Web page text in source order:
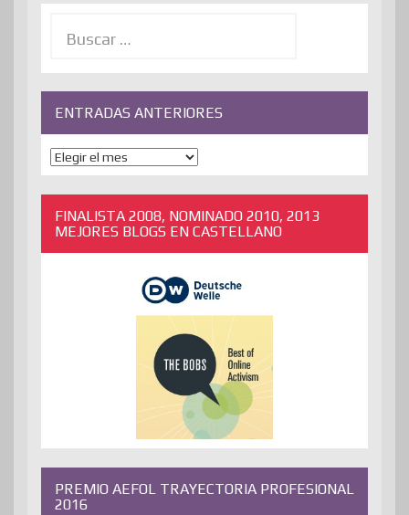
ENTRADAS ANTERIORES
ENTRADAS
ANTERIORES
FINALISTA 2008, NOMINADO 2010, 2013
MEJORES BLOGS EN CASTELLANO
PREMIO AEFOL TRAYECTORIA PROFESIONAL
2016